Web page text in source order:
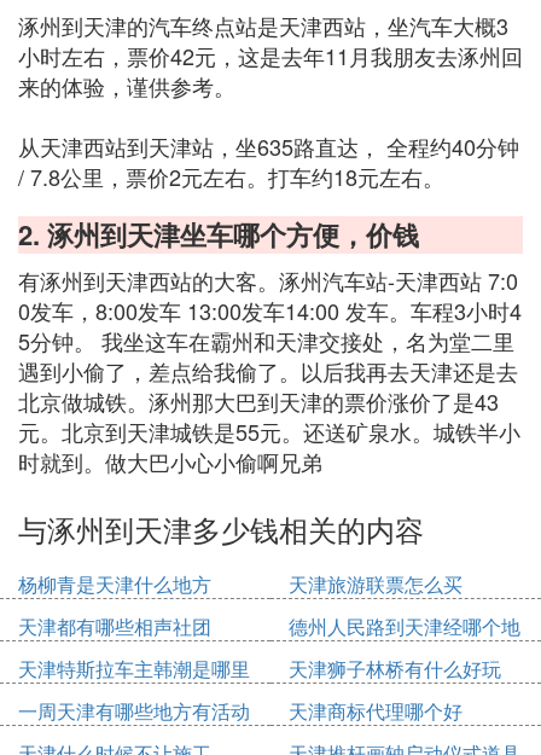
涿州到天津的汽车终点站是天津西站，坐汽车大概3
小时左右，票价42元，这是去年11月我朋友去涿州回
来的体验，谨供参考。
从天津西站到天津站，坐635路直达， 全程约40分钟
/ 7.8公里，票价2元左右。打车约18元左右。
2. 涿州到天津坐车哪个方便，价钱
有涿州到天津西站的大客。涿州汽车站-天津西站 7:0
0发车，8:00发车 13:00发车14:00 发车。车程3小时4
5分钟。 我坐这车在霸州和天津交接处，名为堂二里
遇到小偷了，差点给我偷了。以后我再去天津还是去
北京做城铁。涿州那大巴到天津的票价涨价了是43
元。北京到天津城铁是55元。还送矿泉水。城铁半小
时就到。做大巴小心小偷啊兄弟
与涿州到天津多少钱相关的内容
杨柳青是天津什么地方
天津旅游联票怎么买
天津都有哪些相声社团
德州人民路到天津经哪个地
方
天津特斯拉车主韩潮是哪里
天津狮子林桥有什么好玩
一周天津有哪些地方有活动
天津商标代理哪个好